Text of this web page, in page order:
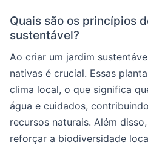
Quais são os princípios
sustentável?
Ao criar um jardim
nativas é crucial. Essas
clima local, o que significa
água e cuidados,
recursos naturais. Além
reforçar a biodiversidade